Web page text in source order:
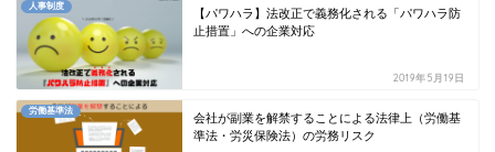
人事制度
【パワハラ】法改正で義務化される「パワハラ防
止措置」への企業対応
2019年5月19日
労働基準法
会社が副業を解禁することによる法律上（労働基
準法・労災保険法）の労務リスク